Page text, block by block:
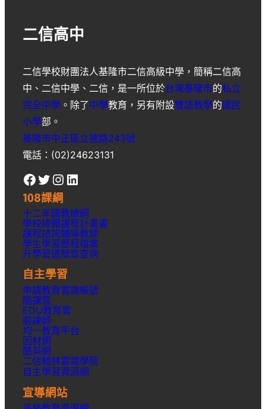
二信高中
二信學校財團法人基隆市二信高級中學 ，簡稱二信高
中 、 二信中學 、 二信 ，是一所位於台灣基隆市的私立
完全中學 。除了中學教育，另有附設雙語教學的國民
小學部。
基隆市中正區立德路243號
電話：(02)24623131
Facebook Twitter Instagram LinkedIn
108課綱
十二年國教總綱
學校總體課程計畫書
課程諮詢輔導教師
學生學習歷程檔案
升學管道簡章查詢
自主學習
申請教育雲端帳號
酷課雲
EDU教育雲
磨課師
均一教育平台
因材網
酷英網
二信翰林雲端學院
自主學習資源網
宣導網站